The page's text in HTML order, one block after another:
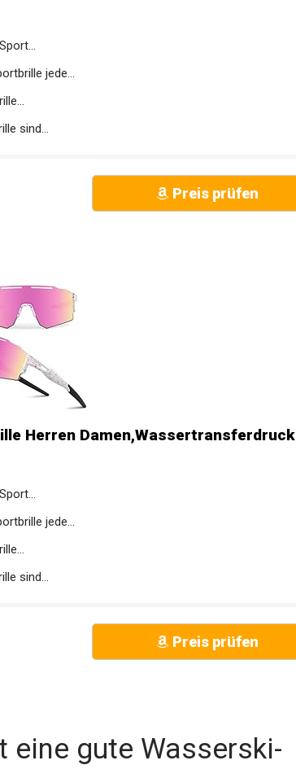
jede...
sind...
Preis prüfen
Herren Damen,Wassertransferdruck
jede...
sind...
Preis prüfen
eine gute Wasserski-